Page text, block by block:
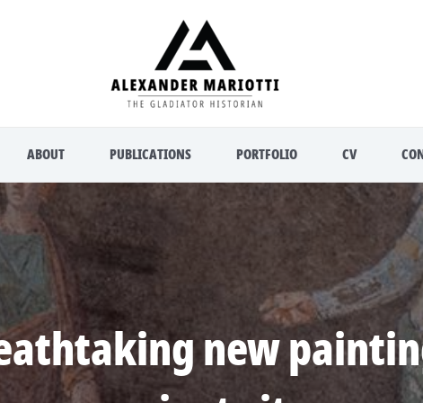
ABOUT PUBLICATIONS PORTFOLIO CV
new